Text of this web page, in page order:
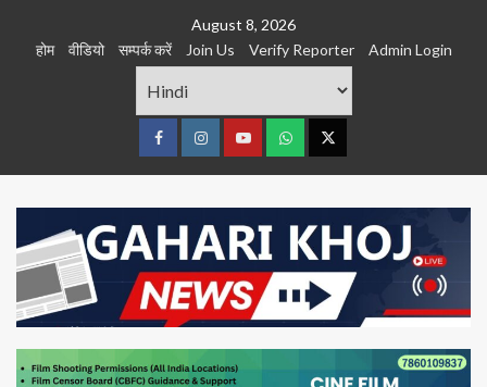
August 8, 2026
होम
वीडियो सम्पर्क करें Join Us Verify Reporter Admin Login
FacebookInstagramyoutubeWhatsTwitter